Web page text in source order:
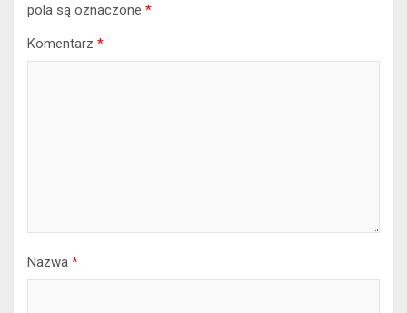
pola są oznaczone *
Komentarz *
Nazwa *